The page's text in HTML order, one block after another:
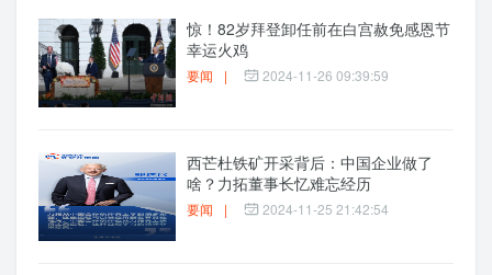
惊！82岁拜登卸任前在白宫赦免感恩节
幸运火鸡
要闻 | 2024-11-26 09:39:59
西芒杜铁矿开采背后：中国企业做了
啥？力拓董事长忆难忘经历
要闻 | 2024-11-25 21:42:54